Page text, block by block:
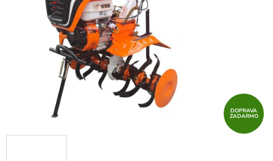
hviezdičiek.
DOPRAVA
ZADARMO